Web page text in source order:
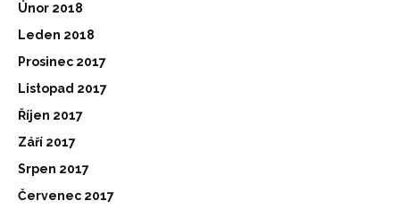
Únor 2018
Leden 2018
Prosinec 2017
Listopad 2017
Říjen 2017
Září 2017
Srpen 2017
Červenec 2017